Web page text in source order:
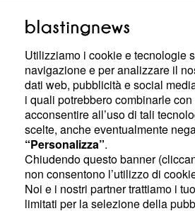
Andiamo ai dettagli analizzando
previsioni dell'oroscopo da
positivo il periodo per
Scorpione (voto 5)gli astri
abbastanza impegnative da
Utilizziamo i cookie e tecnologie
navigazione e per analizzare il
dati web, pubblicità e social
i quali potrebbero combinarle
acconsentire all’uso di tali
scelte, anche eventualmente
“Personalizza”.
Chiudendo questo banner
non consentono l’utilizzo di
Noi e i nostri partner trattiamo i
limitati per la selezione della